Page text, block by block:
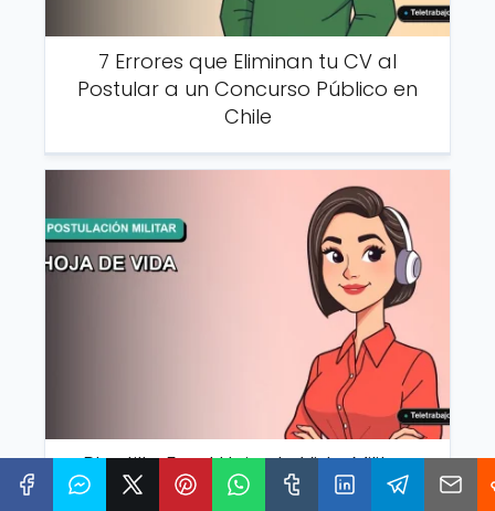
7 Errores que Eliminan tu CV al
Postular a un Concurso Público en
Chile
Plantilla Excel Hoja de Vida Militar:
Descarga Gratis y Completa Tu